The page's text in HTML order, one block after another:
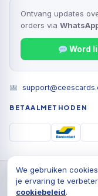
Ontvang updates
orders via
Word
BETAALMETHODEN
© 2026 Cees Cards
Privacyverklaring
We gebruiken
je ervaring te
cookiebeleid.